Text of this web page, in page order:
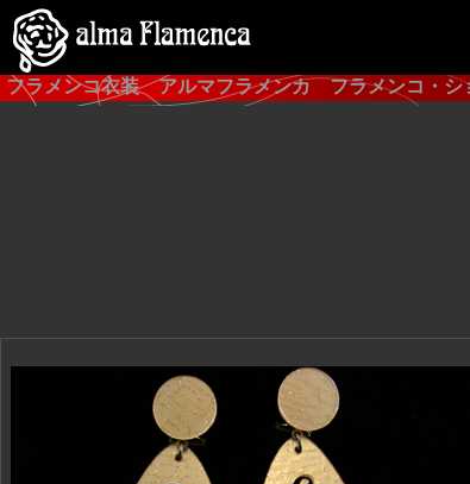
フラメンコ衣装 アルマフラメンカ フラメンコ・シ